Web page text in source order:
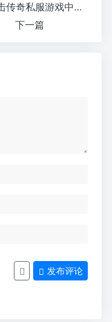
复古合击传奇私服游戏中哪个组合是最厉害的呢
下一篇
发布评论